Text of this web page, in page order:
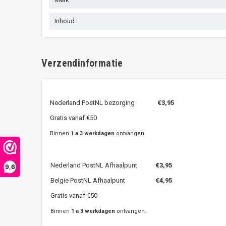
9,6
Inhoud
Verzendinformatie
Nederland PostNL bezorging €3,95
Gratis vanaf €50
Binnen 1 a 3 werkdagen ontvangen.
Nederland PostNL Afhaalpunt €3,95
Belgie PostNL Afhaalpunt
€4,95
Gratis vanaf €50
Binnen 1 a 3 werkdagen ontvangen.